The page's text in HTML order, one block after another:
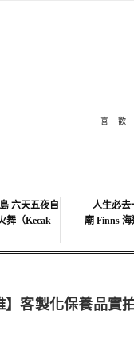
喜
六天五夜自
舞（Kecak
人生必去
廟 Finns 海
客製化保養品實